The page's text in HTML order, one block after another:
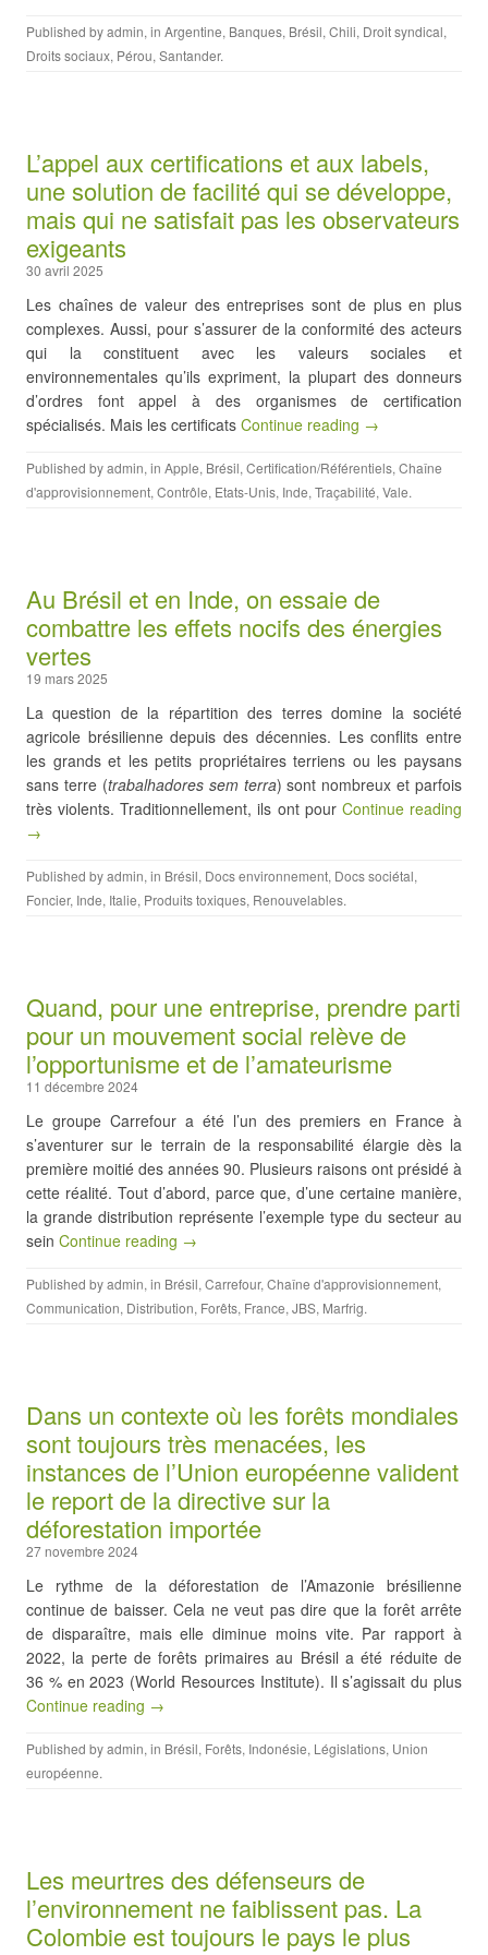
Published byadmin, in Argentine, Banques, Brésil, Chili, Droit syndical,
Droits sociaux, Pérou, Santander.
L’appel aux certifications et aux labels,
une solution de facilité qui se développe,
mais qui ne satisfait pas les observateurs
exigeants
30 avril 2025
Les chaînes de valeur des entreprises sont de plus en plus
complexes. Aussi, pour s’assurer de la conformité des acteurs
qui la constituent avec les valeurs sociales et
environnementales qu’ils expriment, la plupart des donneurs
d’ordres font appel à des organismes de certification
spécialisés. Mais les certificats Continue reading →
Published byadmin, in Apple, Brésil, Certification/Référentiels, Chaîne
d'approvisionnement, Contrôle, Etats-Unis, Inde, Traçabilité, Vale.
Au Brésil et en Inde, on essaie de
combattre les effets nocifs des énergies
vertes
19 mars 2025
La question de la répartition des terres domine la société
agricole brésilienne depuis des décennies. Les conflits entre
les grands et les petits propriétaires terriens ou les paysans
sans terre (trabalhadores sem terra) sont nombreux et parfois
très violents. Traditionnellement, ils ont pour Continue reading
→
Published byadmin, in Brésil, Docs environnement, Docs sociétal,
Foncier, Inde, Italie, Produits toxiques, Renouvelables.
Quand, pour une entreprise, prendre parti
pour un mouvement social relève de
l’opportunisme et de l’amateurisme
11 décembre 2024
Le groupe Carrefour a été l’un des premiers en France à
s’aventurer sur le terrain de la responsabilité élargie dès la
première moitié des années 90. Plusieurs raisons ont présidé à
cette réalité. Tout d’abord, parce que, d’une certaine manière,
la grande distribution représente l’exemple type du secteur au
sein Continue reading →
Published byadmin, in Brésil, Carrefour, Chaîne d'approvisionnement,
Communication, Distribution, Forêts, France, JBS, Marfrig.
Dans un contexte où les forêts mondiales
sont toujours très menacées, les
instances de l’Union européenne valident
le report de la directive sur la
déforestation importée
27 novembre 2024
Le rythme de la déforestation de l’Amazonie brésilienne
continue de baisser. Cela ne veut pas dire que la forêt arrête
de disparaître, mais elle diminue moins vite. Par rapport à
2022, la perte de forêts primaires au Brésil a été réduite de
36 % en 2023 (World Resources Institute). Il s’agissait du plus
Continue reading →
Published byadmin, in Brésil, Forêts, Indonésie, Législations, Union
européenne.
Les meurtres des défenseurs de
l’environnement ne faiblissent pas. La
Colombie est toujours le pays le plus